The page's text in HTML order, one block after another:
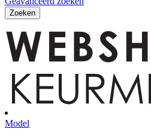
Zoeken
Model